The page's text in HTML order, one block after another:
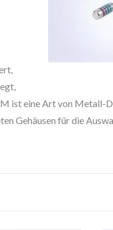
ist eine Art von
Gehäusen für die